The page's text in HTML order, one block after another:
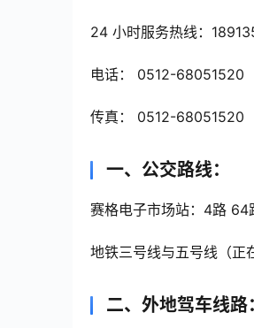
24 小时服务热线：
电话： 0512-68051520
传真： 0512-68051520
一、公交路线：
赛格电子市场站： 4路 64
地铁三号线与五号线（正
二、外地驾车线路：